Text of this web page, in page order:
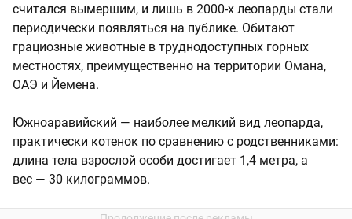
считался вымершим, и лишь в 2000-х леопарды стали
периодически появляться на публике. Обитают
грациозные животные в труднодоступных горных
местностях, преимущественно на территории Омана,
ОАЭ и Йемена.
Южноаравийский — наиболее мелкий вид леопарда,
практически котенок по сравнению с родственниками:
длина тела взрослой особи достигает 1,4 метра, а
вес — 30 килограммов.